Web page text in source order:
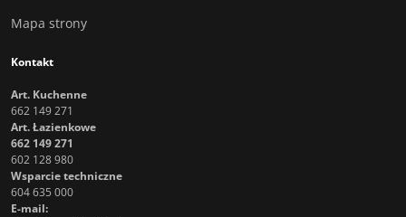
Mapa strony
Kontakt
Art. Kuchenne
662 149 271
Art. Łazienkowe
662 149 271
602 128 980
Wsparcie techniczne
604 635 000
E-mail: